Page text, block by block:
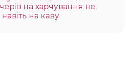
на харчування не
на каву